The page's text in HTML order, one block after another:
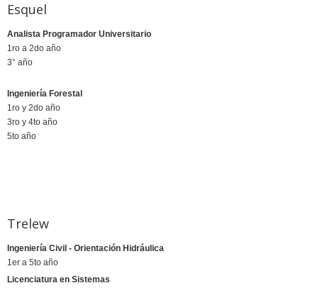
Esquel
Analista Programador Universitario
1ro a 2do año
3° año
Ingeniería Forestal
1ro y 2do año
​3ro y 4to año
​5to año
Trelew
Ingeniería Civil - Orientación Hidráulica
1er a 5to año
Licenciatura en Sistemas